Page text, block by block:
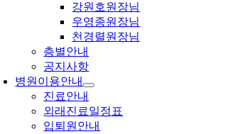
강원호원장님
우영종원장님
천경렬원장님
층별안내
공지사항
병원이용안내
진료안내
외래진료일정표
입퇴원안내